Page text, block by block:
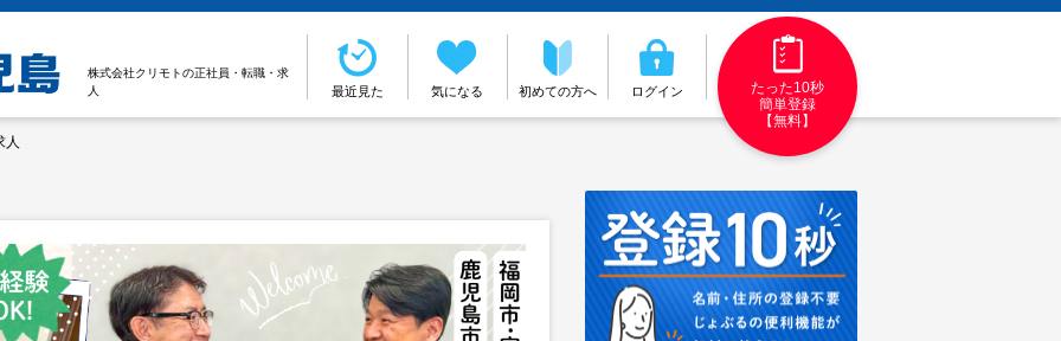
株式会社クリモトの正社員・転職・求
人
最近見た 気になる 初めての方へ ログイン
たった10秒
簡単登録
【無料】
人